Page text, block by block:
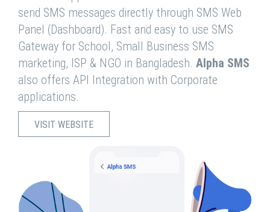
send SMS messages directly through SMS Web
Panel (Dashboard). Fast and easy to use SMS
Gateway for School, Small Business SMS
marketing, ISP & NGO in Bangladesh. Alpha SMS
also offers API Integration with Corporate
applications.
VISIT WEBSITE